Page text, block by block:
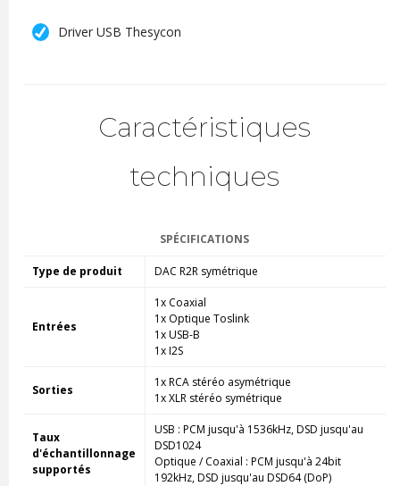
Driver USB Thesycon
Caractéristiques
techniques
SPÉCIFICATIONS
Type de produit DAC R2R symétrique
Entrées
1x Coaxial
1x Optique Toslink
1x USB-B
1x I2S
Sorties
1x RCA stéréo asymétrique
1x XLR stéréo symétrique
Taux
d'échantillonnage
supportés
USB : PCM jusqu'à 1536kHz, DSD jusqu'au
DSD1024
Optique / Coaxial : PCM jusqu'à 24bit
192kHz, DSD jusqu'au DSD64 (DoP)